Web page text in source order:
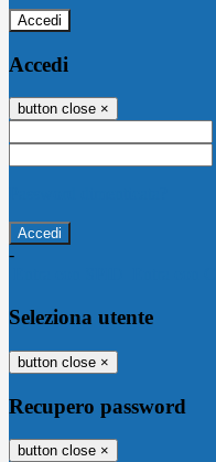
Accedi
Accedi
button close ×
-
Seleziona utente
button close ×
Recupero password
button close ×